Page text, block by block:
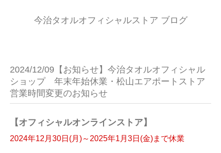
ギフトから探す
刺繍について
お買い物ガイド
今治タオルオフィシャルストア ブログ
2024/12/09【お知らせ】今治タオルオフィシャル
ショップ 年末年始休業・松山エアポートストア
営業時間変更のお知らせ
【オフィシャルオンラインストア】
2024年12月30日(月)～2025年1月3日(金)まで休業